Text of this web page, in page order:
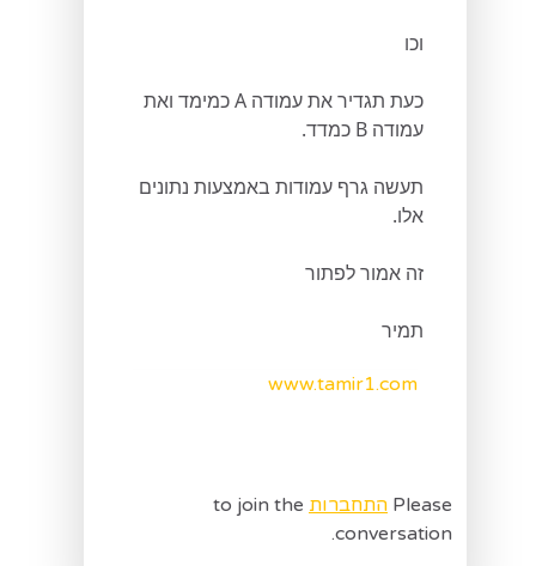
וכו
כעת תגדיר את עמודה A כמימד ואת
עמודה B כמדד.
תעשה גרף עמודות באמצעות נתונים
אלו.
זה אמור לפתור
תמיר
www.tamir1.com
Please התחברות to join the
conversation.